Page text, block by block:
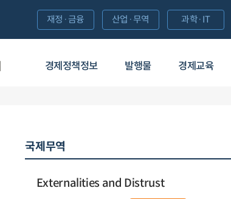
경제정책정보 발행물 경제교육
재정·금융 산업·무역 과학·IT
국제무역
Externalities and Distrust